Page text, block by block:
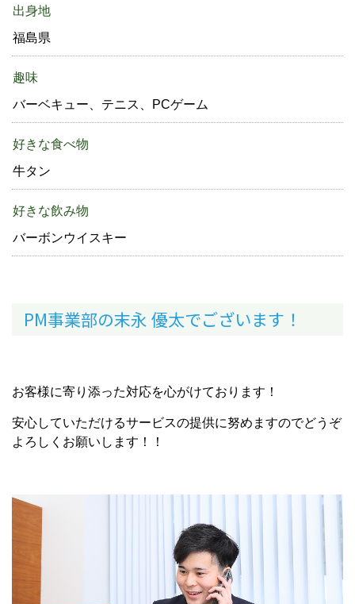
出身地
福島県
趣味
バーベキュー、テニス、PCゲーム
好きな食べ物
牛タン
好きな飲み物
バーボンウイスキー
PM事業部の末永 優太でございます！
お客様に寄り添った対応を心がけております！
安心していただけるサービスの提供に努めますのでどうぞ
よろしくお願いします！！